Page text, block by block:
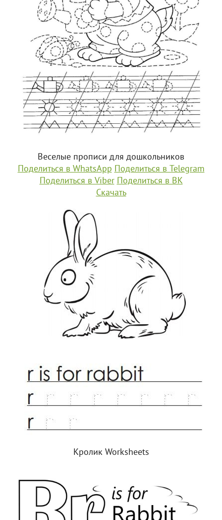
Веселые прописи для дошкольников
Поделиться в WhatsApp Поделиться в Telegram
Поделиться в Viber Поделиться в ВК
Скачать
Кролик Worksheets